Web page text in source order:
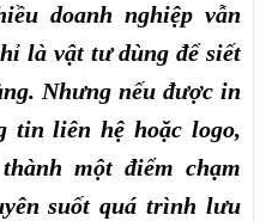
doanh nghiệp vẫn
là vật tư dùng để siết
Nhưng nếu được in
tin liên hệ hoặc logo,
một điểm chạm
suốt quá trình lưu